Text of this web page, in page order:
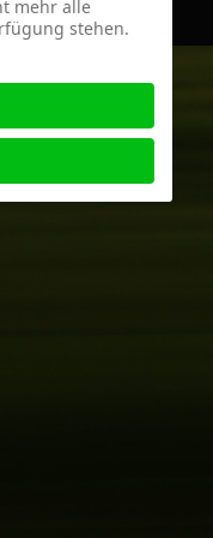
mehr alle
stehen.